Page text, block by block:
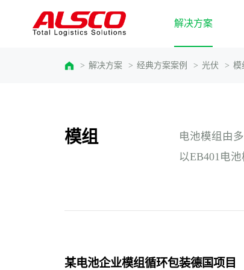
解决方案
> 解决方案 > 经典方案案例 > 光伏 > 模
模组
电池模组由
以EB401电
某电池企业模组循环包装德国项目